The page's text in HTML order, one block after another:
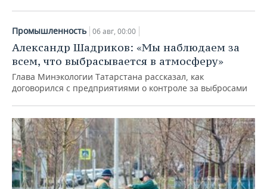
Промышленность 06 авг, 00:00
Александр Шадриков: «Мы наблюдаем за
всем, что выбрасывается в атмосферу»
Глава Минэкологии Татарстана рассказал, как
договорился с предприятиями о контроле за выбросами